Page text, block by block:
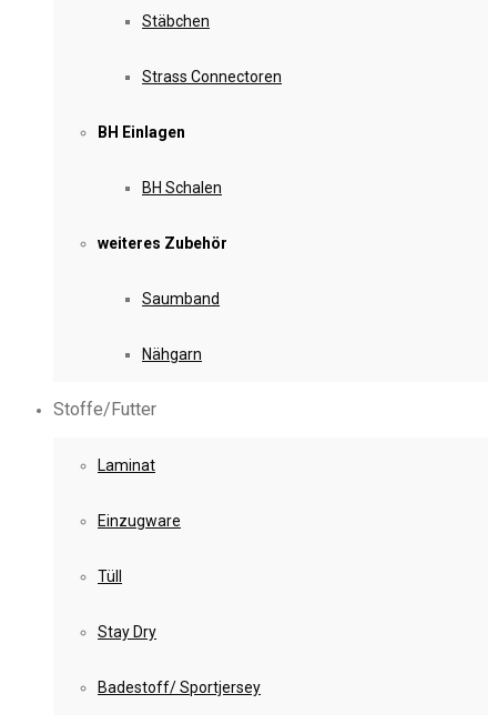
Stäbchen
Strass Connectoren
BH Einlagen
BH Schalen
weiteres Zubehör
Saumband
Nähgarn
Stoffe/Futter
Laminat
Einzugware
Tüll
Stay Dry
Badestoff/ Sportjersey